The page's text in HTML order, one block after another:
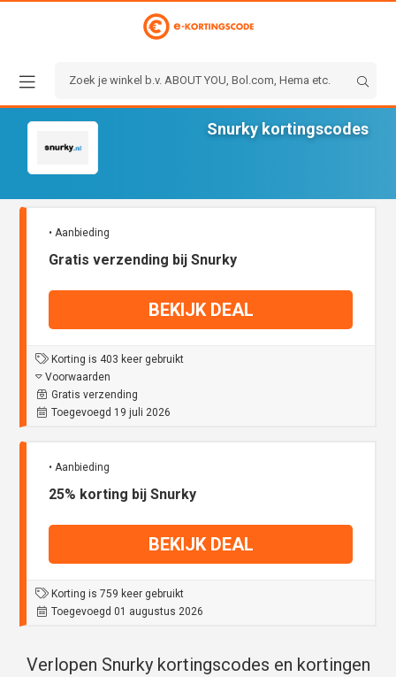
Snurky kortingscodes
• Aanbieding
Gratis verzending bij Snurky
BEKIJK DEAL
Korting is 403 keer gebruikt
Voorwaarden
Gratis verzending
Toegevoegd 19 juli 2026
• Aanbieding
25% korting bij Snurky
BEKIJK DEAL
Korting is 759 keer gebruikt
Toegevoegd 01 augustus 2026
Verlopen Snurky kortingscodes en kortingen